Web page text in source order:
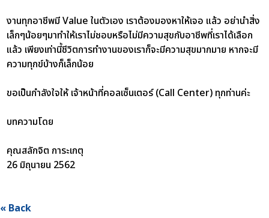
งานทุกอาชีพมี Value ในตัวเอง เราต้องมองหาให้เจอ แล้ว อย่านำสิ่ง
เล็กๆน้อยๆมาทำให้เราไม่ชอบหรือไม่มีความสุขกับอาชีพที่เราได้เลือก
แล้ว เพียงเท่านี้ชีวิตการทำงานของเราก็จะมีความสุขมากมาย หากจะมี
ความทุกข์บ้างก็เล็กน้อย
ขอเป็นกำลังใจให้ เจ้าหน้าที่คอลเซ็นเตอร์ (Call Center) ทุกท่านค่ะ
บทความโดย
คุณสลักจิต การะเกตุ
26 มิถุนายน 2562
« Back